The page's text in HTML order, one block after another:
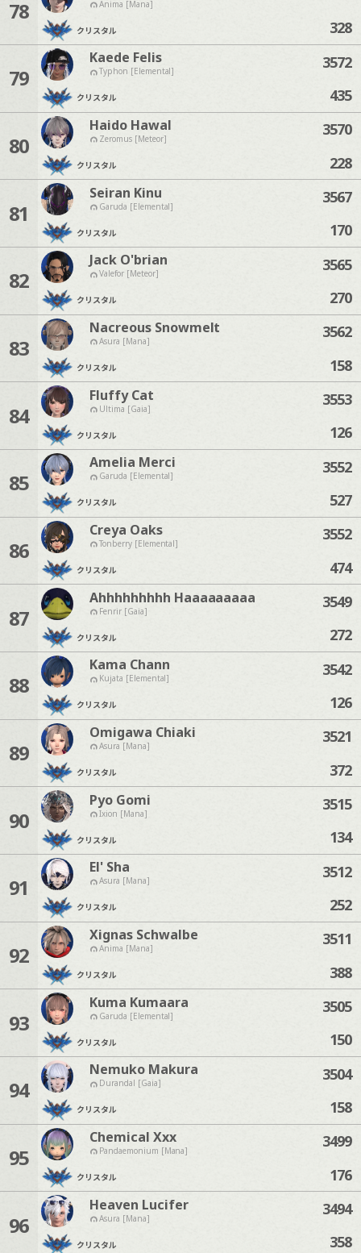
78 Anima [Mana]
クリスタル
328
79
Kaede Felis
Typhon [Elemental]
クリスタル
3572
435
80
Haido Hawal
Zeromus [Meteor]
クリスタル
3570
228
81
Seiran Kinu
Garuda [Elemental]
クリスタル
3567
170
82
Jack O'brian
Valefor [Meteor]
クリスタル
3565
270
83
Nacreous Snowmelt
Asura [Mana]
クリスタル
3562
158
84
Fluffy Cat
Ultima [Gaia]
クリスタル
3553
126
85
Amelia Merci
Garuda [Elemental]
クリスタル
3552
527
86
Creya Oaks
Tonberry [Elemental]
クリスタル
3552
474
87
Ahhhhhhhhh Haaaaaaaaa
Fenrir [Gaia]
クリスタル
3549
272
88
Kama Chann
Kujata [Elemental]
クリスタル
3542
126
89
Omigawa Chiaki
Asura [Mana]
クリスタル
3521
372
90
Pyo Gomi
Ixion [Mana]
クリスタル
3515
134
91
El' Sha
Asura [Mana]
クリスタル
3512
252
92
Xignas Schwalbe
Anima [Mana]
クリスタル
3511
388
93
Kuma Kumaara
Garuda [Elemental]
クリスタル
3505
150
94
Nemuko Makura
Durandal [Gaia]
クリスタル
3504
158
95
Chemical Xxx
Pandaemonium [Mana]
クリスタル
3499
176
96
Heaven Lucifer
Asura [Mana]
クリスタル
3494
358